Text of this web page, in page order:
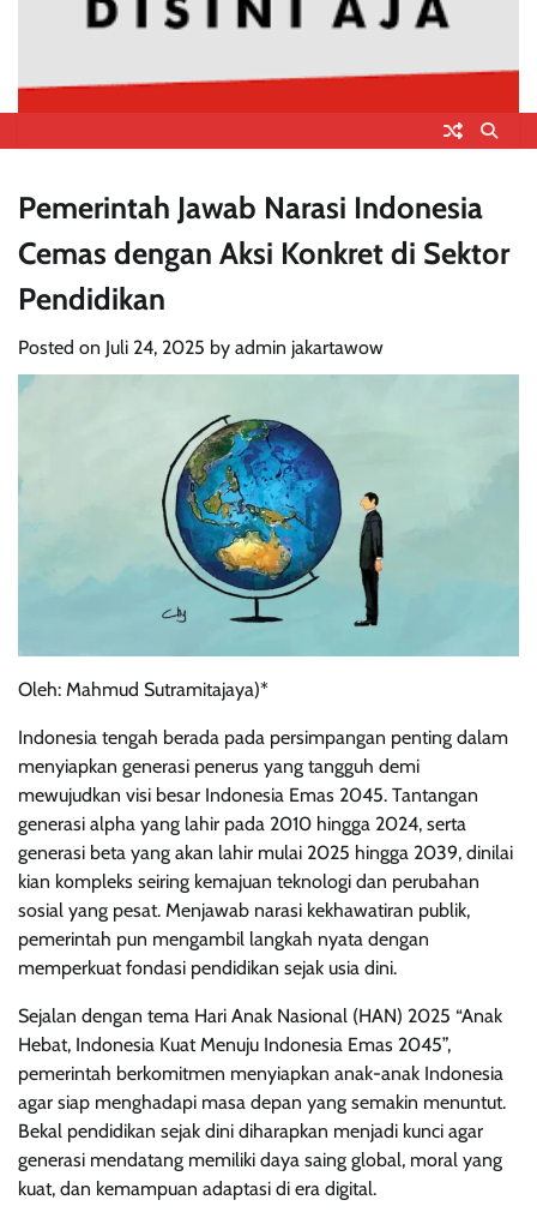
Pemerintah Jawab Narasi Indonesia
Cemas dengan Aksi Konkret di Sektor
Pendidikan
Posted on Juli 24, 2025 by admin jakartawow
Oleh: Mahmud Sutramitajaya)*
Indonesia tengah berada pada persimpangan penting dalam
menyiapkan generasi penerus yang tangguh demi
mewujudkan visi besar Indonesia Emas 2045. Tantangan
generasi alpha yang lahir pada 2010 hingga 2024, serta
generasi beta yang akan lahir mulai 2025 hingga 2039, dinilai
kian kompleks seiring kemajuan teknologi dan perubahan
sosial yang pesat. Menjawab narasi kekhawatiran publik,
pemerintah pun mengambil langkah nyata dengan
memperkuat fondasi pendidikan sejak usia dini.
Sejalan dengan tema Hari Anak Nasional (HAN) 2025 “Anak
Hebat, Indonesia Kuat Menuju Indonesia Emas 2045”,
pemerintah berkomitmen menyiapkan anak-anak Indonesia
agar siap menghadapi masa depan yang semakin menuntut.
Bekal pendidikan sejak dini diharapkan menjadi kunci agar
generasi mendatang memiliki daya saing global, moral yang
kuat, dan kemampuan adaptasi di era digital.